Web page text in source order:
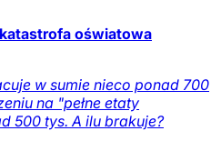
oświatowa
w sumie nieco ponad 700
na "pełne etaty
500 tys. A ilu brakuje?